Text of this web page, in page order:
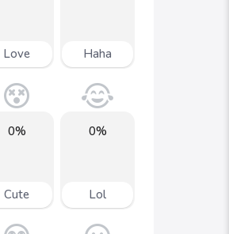
Haha
Love
0%
Lol
0%
Cute